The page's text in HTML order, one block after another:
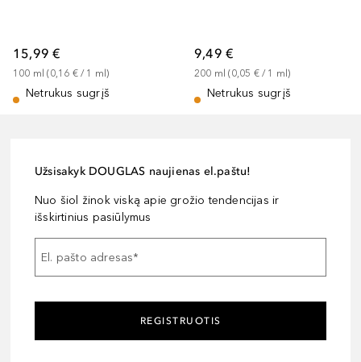
15,99 €
100 ml (0,16 € / 1 ml)
Netrukus sugrįš
9,49 €
200 ml (0,05 € / 1 ml)
Netrukus sugrįš
Užsisakyk DOUGLAS naujienas el.paštu!
Nuo šiol žinok viską apie grožio tendencijas ir
išskirtinius pasiūlymus
El. pašto adresas*
REGISTRUOTIS